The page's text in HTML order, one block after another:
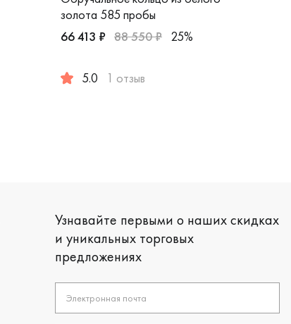
золота 585 пробы
66 413 ₽ 88 550 ₽ 25%
5.0 1 отзыв
Узнавайте первыми о наших скидках
и уникальных торговых
предложениях
Электронная почта